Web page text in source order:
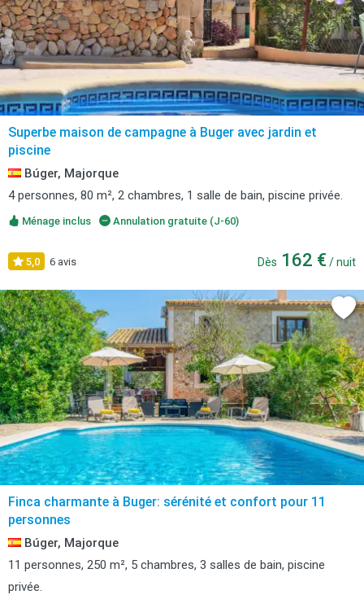
Superbe maison de campagne à Buger avec jardin et
piscine
Búger, Majorque
4 personnes, 80 m², 2 chambres, 1 salle de bain, piscine privée.
Ménage inclus Annulation gratuite (J-60)
5,0 6 avis Dès 162 € / nuit
Finca charmante à Buger: sérénité et confort pour 11
personnes
Búger, Majorque
11 personnes, 250 m², 5 chambres, 3 salles de bain, piscine
privée.